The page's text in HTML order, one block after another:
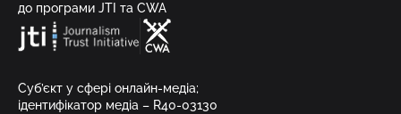
до програми JTI та CWA
Суб’єкт у сфері онлайн-медіа;
ідентифікатор медіа – R40-03130